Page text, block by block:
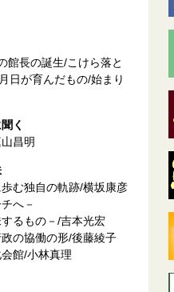
館長の誕生/こけら落と
日が育んだもの/始まり
く
昌明
む独自の軌跡/横坂康彦
へ－
るもの－/吉本光宏
の協働の形/後藤綾子
館/小林真理